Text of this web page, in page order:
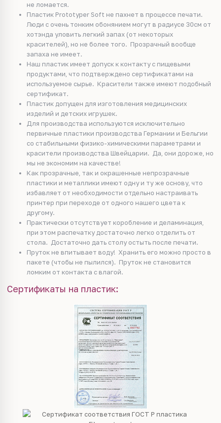
не ломается.
Пластик Prototyper Soft не пахнет в процессе печати.
Люди с очень тонким обонянием могут в радиусе 30см от
хотэнда уловить легкий запах (от некоторых
красителей), но не более того. Прозрачный вообще
запаха не имеет.
Наш пластик имеет допуск к контакту с пищевыми
продуктами, что подтверждено сертификатами на
используемое сырье. Красители также имеют подобный
сертификат.
Пластик допущен для изготовления медицинских
изделий и детских игрушек.
Для производства используются исключительно
первичные пластики производства Германии и Бельгии
со стабильными физико-химическими параметрами и
красители производства Швейцарии. Да, они дороже, но
мы не экономим на качестве!
Как прозрачные, так и окрашенные непрозрачные
пластики и металлики имеют одну и ту же основу, что
избавляет от необходимости отдельно настраивать
принтер при переходе от одного нашего цвета к
другому.
Практически отсутствует коробление и деламинация,
при этом распечатку достаточно легко отделить от
стола. Достаточно дать столу остыть после печати.
Пруток не впитывает воду! Хранить его можно просто в
пакете (чтобы не пылился). Пруток не становится
ломким от контакта с влагой.
Сертификаты на пластик: